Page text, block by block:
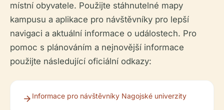
místní obyvatele. Použijte stáhnutelné mapy
kampusu a aplikace pro návštěvníky pro lepší
navigaci a aktuální informace o událostech. Pro
pomoc s plánováním a nejnovější informace
použijte následující oficiální odkazy:
Informace pro návštěvníky Nagojské univerzity